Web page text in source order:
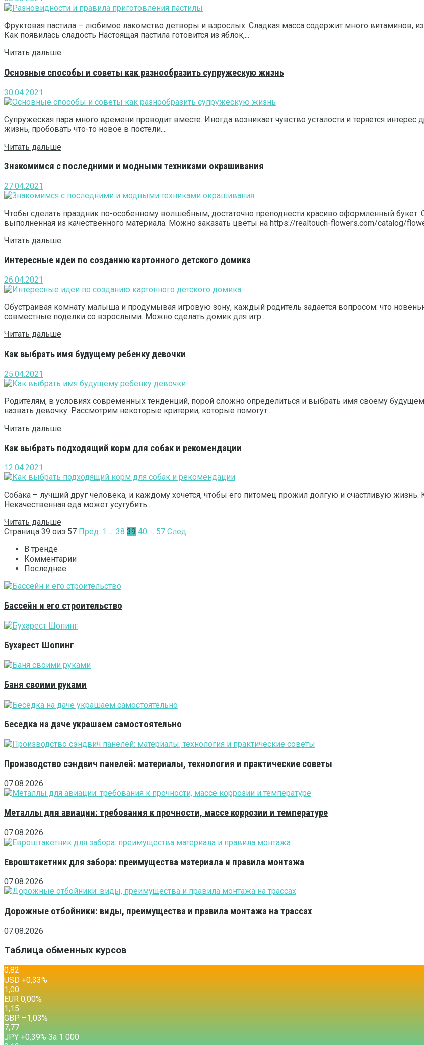
Фруктовая пастила – любимое лакомство детворы и взрослых. Сладкая масса содержит много витаминов,
Как появилась сладость Настоящая пастила готовится из яблок,...
Читать дальше
Основные способы и советы как разнообразить супружескую жизнь
30.04.2021
Супружеская пара много времени проводит вместе. Иногда возникает чувство усталости и теряется
жизнь, пробовать что-то новое в постели....
Читать дальше
Знакомимся с последними и модными техниками окрашивания
27.04.2021
Чтобы сделать праздник по-особенному волшебным, достаточно преподнести красиво оформленный
выполненная из качественного материала. Можно заказать цветы на https://realtouch-flowers.com/catalog/
Читать дальше
Интересные идеи по созданию картонного детского домика
26.04.2021
Обустраивая комнату малыша и продумывая игровую зону, каждый родитель задается вопросом: что
совместные поделки со взрослыми. Можно сделать домик для игр...
Читать дальше
Как выбрать имя будущему ребенку девочки
25.04.2021
Родителям, в условиях современных тенденций, порой сложно определиться и выбрать имя своему
назвать девочку. Рассмотрим некоторые критерии, которые помогут...
Читать дальше
Как выбрать подходящий корм для собак и рекомендации
12.04.2021
Собака – лучший друг человека, и каждому хочется, чтобы его питомец прожил долгую и счастливую
Некачественная еда может усугубить...
Читать дальше
Страница 39 oиз 57 Пред. 1 … 38 39 40 … 57 След.
В тренде
Комментарии
Последнее
Бассейн и его строительство
Бухарест Шопинг
Баня своими руками
Беседка на даче украшаем самостоятельно
Производство сэндвич панелей: материалы, технология и практические советы
07.08.2026
Металлы для авиации: требования к прочности, массе коррозии и температуре
07.08.2026
Евроштакетник для забора: преимущества материала и правила монтажа
07.08.2026
Дорожные отбойники: виды, преимущества и правила монтажа на трассах
07.08.2026
Таблица обменных курсов
0,82
USD +0,33%
1,00
EUR 0,00%
1,15
GBP –1,03%
7,77
JPY +0,39% За 1 000